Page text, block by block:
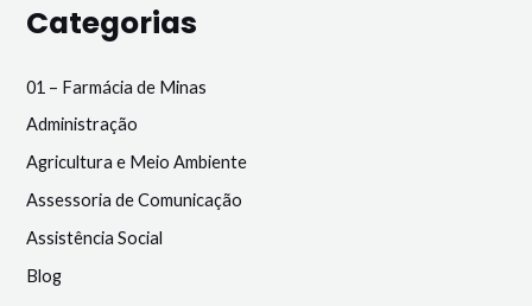
Categorias
01 – Farmácia de Minas
Administração
Agricultura e Meio Ambiente
Assessoria de Comunicação
Assistência Social
Blog